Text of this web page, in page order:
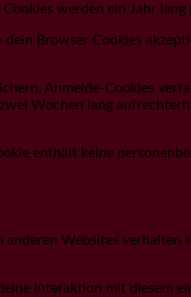
werden ein Jahr lang
Browser Cookies
Anmelde-Cookies
Wochen lang
enthält keine
Websites verhalten
Interaktion mit diesem